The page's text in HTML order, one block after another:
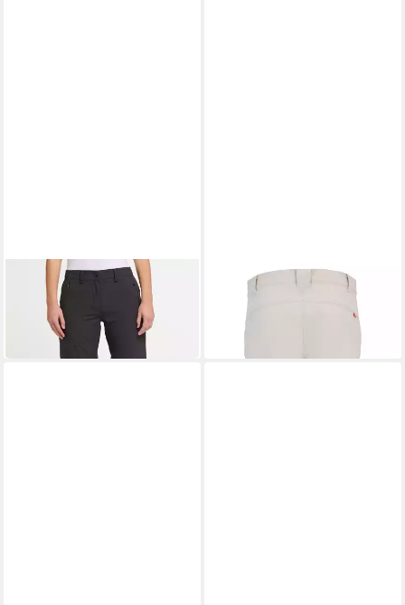
HOT SPORTSWEAR
Outdoorhose Bavella L_T-Zip
graphite
99,99 €
ab 71,99 €